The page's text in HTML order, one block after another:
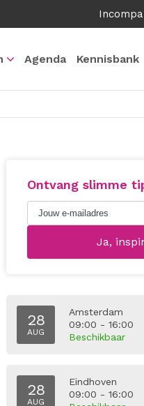
Agenda Kennisbank
Ontvang slimme
28
AUG
Amsterdam
09:00 - 16:00
Beschikbaar
28
AUG
Eindhoven
09:00 - 16:00